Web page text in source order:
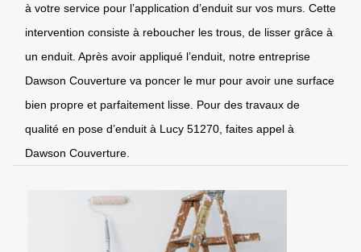
à votre service pour l’application d’enduit sur vos murs. Cette
intervention consiste à reboucher les trous, de lisser grâce à
un enduit. Après avoir appliqué l’enduit, notre entreprise
Dawson Couverture va poncer le mur pour avoir une surface
bien propre et parfaitement lisse. Pour des travaux de
qualité en pose d’enduit à Lucy 51270, faites appel à
Dawson Couverture.